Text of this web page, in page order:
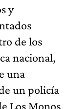
y
de los
nacional,
una
un policía
Los Monos